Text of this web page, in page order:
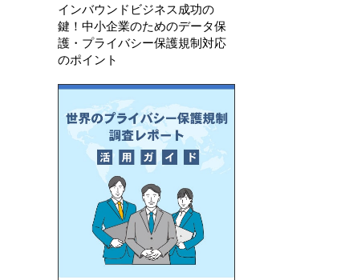
インバウンドビジネス成功の
鍵！中小企業のためのデータ保
護・プライバシー保護規制対応
のポイント